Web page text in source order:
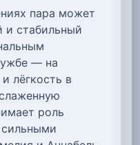
пара может
и стабильный
— на
лёгкость в
роль
сильными